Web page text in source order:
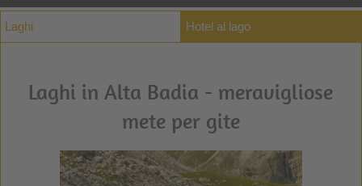
Laghi Hotel al lago
Laghi in Alta Badia - meravigliose
mete per gite